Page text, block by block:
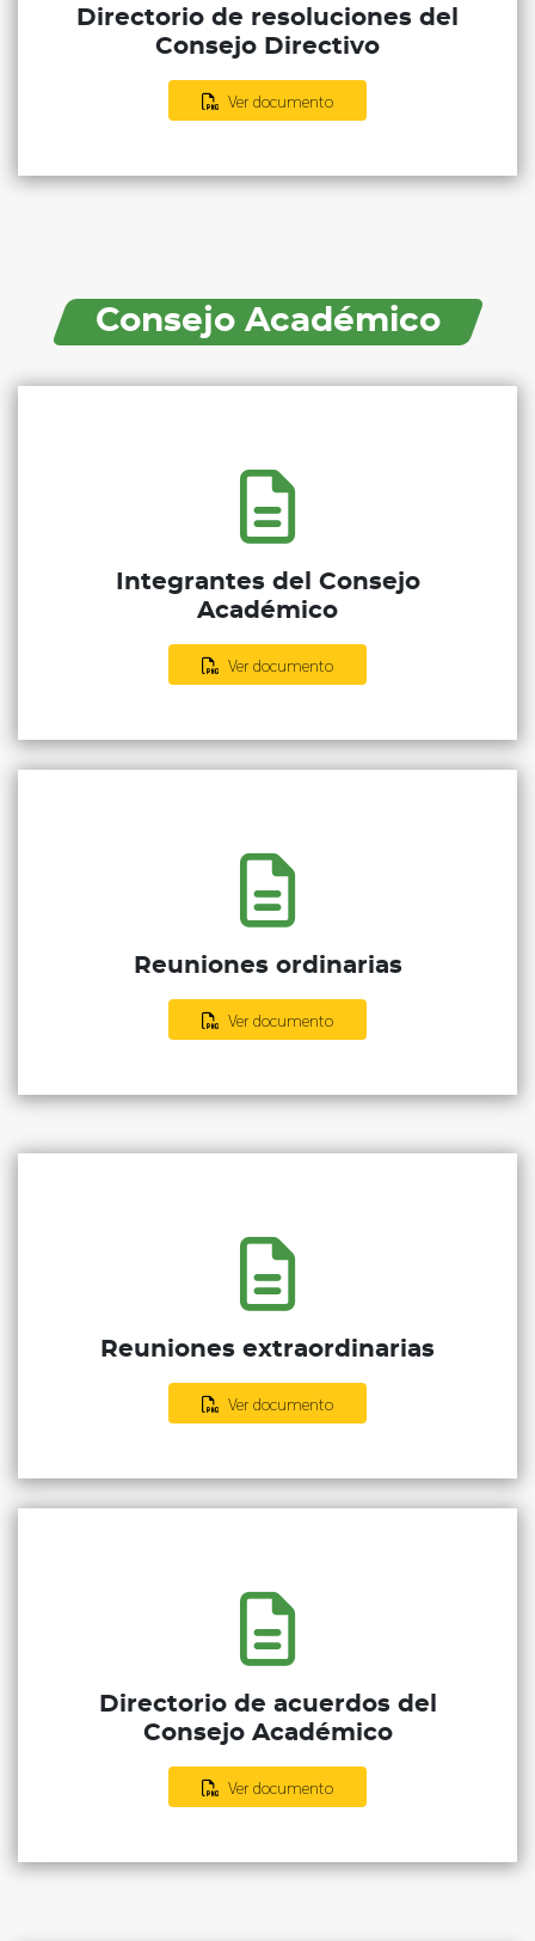
Directorio de resoluciones del
Consejo Directivo
Ver documento
Consejo Académico
Integrantes del Consejo
Académico
Ver documento
Reuniones ordinarias
Ver documento
Reuniones extraordinarias
Ver documento
Directorio de acuerdos del
Consejo Académico
Ver documento